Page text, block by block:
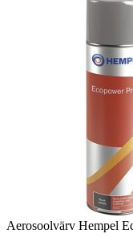
Aerosoolvärv Hempel